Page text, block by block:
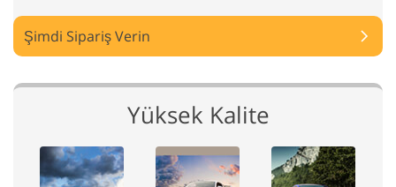
Şimdi Sipariş Verin
Yüksek Kalite